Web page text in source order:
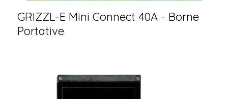
GRIZZL-E Mini Connect 40A - Borne
Portative